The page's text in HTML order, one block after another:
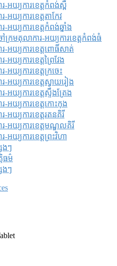
-អយ្យការខេត្តកំពង់ស្ពឺ
អយ្យការខេត្តតាកែវ
អយ្យការខេត្តកំពង់ឆ្នាំង
ក្រមតុលាការ-អយ្យការខេត្តកំពង់ធំ
-អយ្យការខេត្តពោធិ៍សាត់
អយ្យការខេត្តព្រៃវែង
អយ្យការខេត្តក្រចេះ
-អយ្យការខេត្តស្វាយរៀង
អយ្យការខេត្តស្ទឹងត្រែង
-អយ្យការខេត្តកោះកុង
អយ្យការខេត្តរតនគិរី
-អយ្យការខេត្តមណ្ឌលគិរី
អយ្យការខេត្តព្រះវិហា
ងៗ
ធម៌
ងៗ